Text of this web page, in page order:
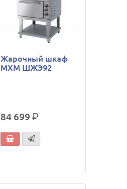
Жарочный шкаф
МХМ ШЖЭ92
84 699 р.